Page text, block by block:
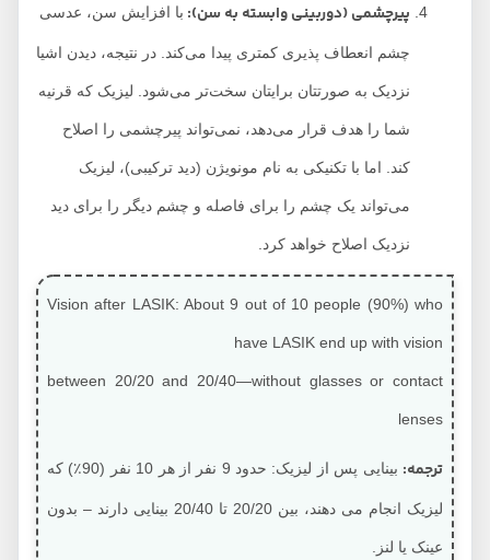
پیرچشمی (دوربینی وابسته به سن):با افزایش سن، عدسی
چشم انعطاف پذیری کمتری پیدا می‌کند. در نتیجه، دیدن اشیا
نزدیک به صورتتان برایتان سخت‌تر می‌شود. لیزیک که قرنیه
شما را هدف قرار می‌دهد، نمی‌تواند پیرچشمی را اصلاح
کند. اما با تکنیکی به نام مونویژن (دید ترکیبی)، لیزیک
می‌تواند یک چشم را برای فاصله و چشم دیگر را برای دید
نزدیک اصلاح خواهد کرد.
Vision after LASIK: About 9 out of 10 people (90%) who
have LASIK end up with vision
between 20/20 and 20/40—without glasses or contact
lenses
ترجمه: بینایی پس از لیزیک: حدود 9 نفر از هر 10 نفر (90٪) که
لیزیک انجام می دهند، بین 20/20 تا 20/40 بینایی دارند – بدون
عینک یا لنز.